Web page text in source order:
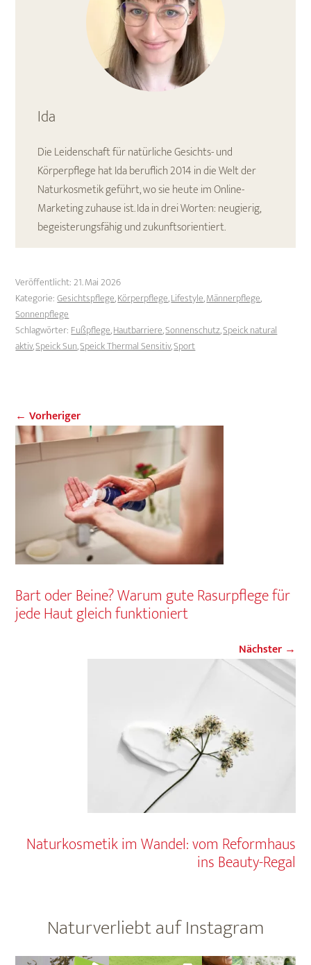
Ida
Die Leidenschaft für natürliche Gesichts- und
Körperpflege hat Ida beruflich 2014 in die Welt der
Naturkosmetik geführt, wo sie heute im Online-
Marketing zuhause ist. Ida in drei Worten: neugierig,
begeisterungsfähig und zukunftsorientiert.
Veröffentlicht:21. Mai 2026
Kategorie:Gesichtspflege,Körperpflege,Lifestyle,Männerpflege,
Sonnenpflege
Schlagwörter:Fußpflege,Hautbarriere,Sonnenschutz,Speick natural
aktiv,Speick Sun,Speick Thermal Sensitiv,Sport
← Vorheriger
Bart oder Beine? Warum gute Rasurpflege für
jede Haut gleich funktioniert
Nächster →
Naturkosmetik im Wandel: vom Reformhaus
ins Beauty-Regal
Naturverliebt auf Instagram